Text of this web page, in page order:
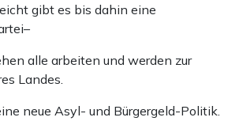
gibt es bis dahin eine
alle arbeiten und werden zur
Landes.
neue Asyl- und Bürgergeld-Politik.